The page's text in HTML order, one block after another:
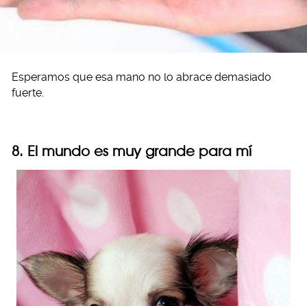
Esperamos que esa mano no lo abrace demasiado
fuerte.
8. El mundo es muy grande para mí